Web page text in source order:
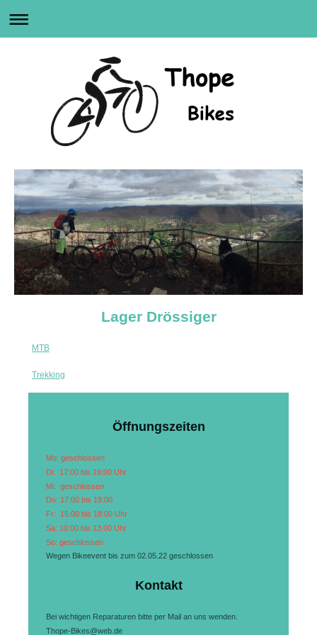
Lager Drössiger
MTB
Trekking
Öffnungszeiten
Mo: geschlossen
Di: 17:00 bis 19:00 Uhr
Mi: geschlossen
Do: 17:00 bis 19:00
Fr: 15:00 bis 18:00 Uhr
Sa: 10:00 bis 13.00 Uhr
So: geschlossen
Wegen Bikeevent bis zum 02.05.22 geschlossen
Kontakt
Bei wichtigen Reparaturen bitte per Mail an uns wenden.
Thope-Bikes@web.de